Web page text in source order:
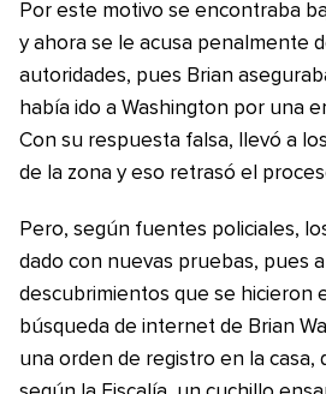
Por este motivo se encontraba
y ahora se le acusa penalmente
autoridades, pues Brian
había ido a Washington por una
Con su respuesta falsa, llevó a
de la zona y eso retrasó el
Pero, según fuentes policiales,
dado con nuevas pruebas, pues
descubrimientos que se hicieron
búsqueda de internet de Brian
una orden de registro en la casa,